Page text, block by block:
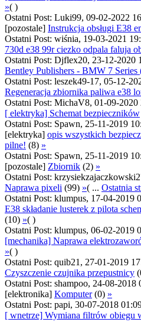
»( )
Ostatni Post: Luki99, 09-02-2022
[pozostale] Instrukcja obsługi E38
Ostatni Post: wiśnia, 19-03-2021
730d e38 99r ciezko odpala faluja
Ostatni Post: Djflex20, 23-12-2020
Bentley Publishers - BMW 7 Series
Ostatni Post: leszek49-17, 05-12-
Regeneracja zbiornika paliwa e38
Ostatni Post: MichaV8, 01-09-2020
[ elektryka] Schemat bezpieczników
Ostatni Post: Spawn, 25-11-2019
[elektryka] opis wszystkich
pilne! (8) »
Ostatni Post: Spawn, 25-11-2019
[pozostale] Zbiornik (2) »
Ostatni Post:
Naprawa pixeli (99) »( ... Ostatnia
Ostatni Post: klumpus, 17-04-2019
E38 składanie lusterek z pilota
(10) »( )
Ostatni Post: klumpus, 06-02-2019
[mechanika] Naprawa
»( )
Ostatni Post: quib21, 27-01-2019
Czyszczenie czujnika przepustnicy
Ostatni Post: shampoo, 24-08-2018
[elektronika] Komputer(0) »
Ostatni Post: papi, 30-07-2018
[ wnetrze] Wymiana filtrów obiegu